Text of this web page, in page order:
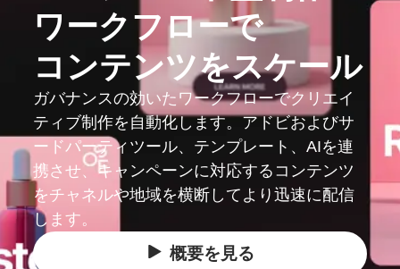
導入の ご相談
ワークフローで
コンテンツをスケール
ガバナンスの効いたワークフローでクリエイ
ティブ制作を自動化します。アドビおよびサ
ードパーティツール、テンプレート、AIを連
携させ、キャンペーンに対応するコンテンツ
をチャネルや地域を横断してより迅速に配信
します。
概要を 見る